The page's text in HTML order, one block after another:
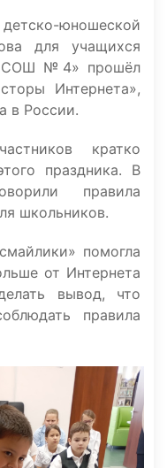
юношеской
для учащихся
№4» прошёл
Интернета»,
в России.
кратко
праздника. В
правила
школьников.
помогла
от Интернета
вывод, что
правила